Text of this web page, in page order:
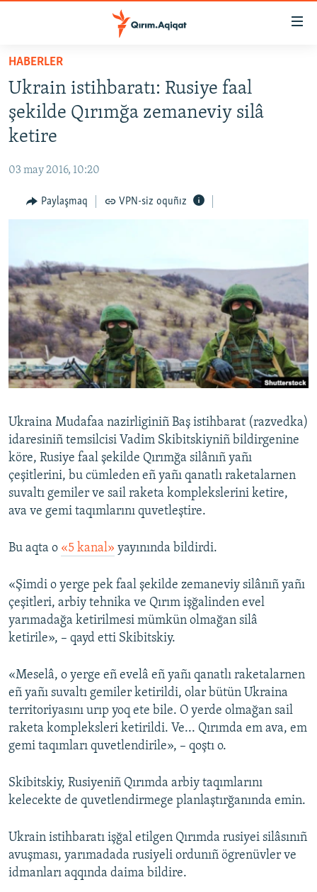
Esas
qaytmaq
Baş
navigatsiyağa
qaytmaq
Qıdıruvğa
qaytmaq
HABERLER
SİYASET
İQTİSADİYAT
MEDENİYET
İNSAN AQLARI
BLOGLAR
FİKİR
Русский
Українською
RFE/RS bütün saytları
HABERLER
Ukrain istihbaratı: Rusiye faal
şekilde Qırımğa zemaneviy silâ
ketire
03 may 2016, 10:20
Paylaşmaq VPN-siz oquñız
Ukraina Mudafaa nazirliginiñ Baş istihbarat (razvedka)
idaresiniñ temsilcisi Vadim Skibitskiyniñ bildirgenine
köre, Rusiye faal şekilde Qırımğa silânıñ yañı
çeşitlerini, bu cümleden eñ yañı qanatlı raketalarnen
suvaltı gemiler ve sail raketa komplekslerini ketire,
ava ve gemi taqımlarını quvetleştire.
Bu aqta o «5 kanal» yayınında bildirdi.
«Şimdi o yerge pek faal şekilde zemaneviy silânıñ yañı
çeşitleri, arbiy tehnika ve Qırım işğalinden evel
yarımadağa ketirilmesi mümkün olmağan silâ
ketirile», – qayd etti Skibitskiy.
«Meselâ, o yerge eñ evelâ eñ yañı qanatlı raketalarnen
eñ yañı suvaltı gemiler ketirildi, olar bütün Ukraina
territoriyasını urıp yoq ete bile. O yerde olmağan sail
raketa kompleksleri ketirildi. Ve... Qırımda em ava, em
gemi taqımları quvetlendirile», – qoştı o.
Skibitskiy, Rusiyeniñ Qırımda arbiy taqımlarını
kelecekte de quvetlendirmege planlaştırğanında emin.
Ukrain istihbaratı işğal etilgen Qırımda rusiyei silâsınıñ
avuşması, yarımadada rusiyeli ordunıñ ögrenüvler ve
idmanları aqqında daima bildire.